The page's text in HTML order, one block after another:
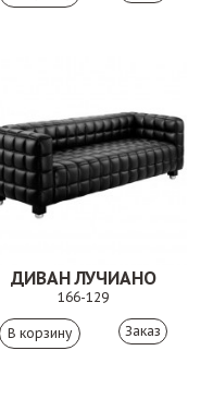
ДИВАН ЛУЧИАНО
166-129
Заказ